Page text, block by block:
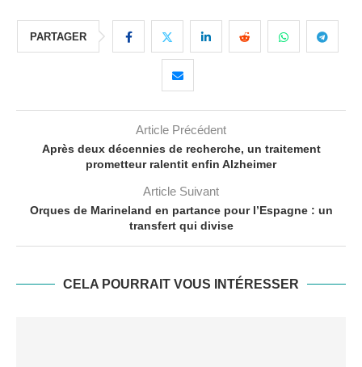
PARTAGER
Article Précédent
Après deux décennies de recherche, un traitement
prometteur ralentit enfin Alzheimer
Article Suivant
Orques de Marineland en partance pour l’Espagne : un
transfert qui divise
CELA POURRAIT VOUS INTÉRESSER